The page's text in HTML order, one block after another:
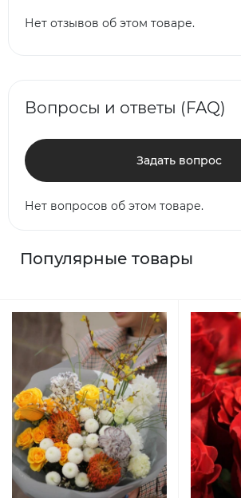
Нет отзывов об этом товаре.
Вопросы и ответы (FAQ)
Задать вопрос
Нет вопросов об этом товаре.
Популярные товары